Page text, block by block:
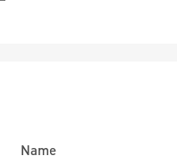
Name